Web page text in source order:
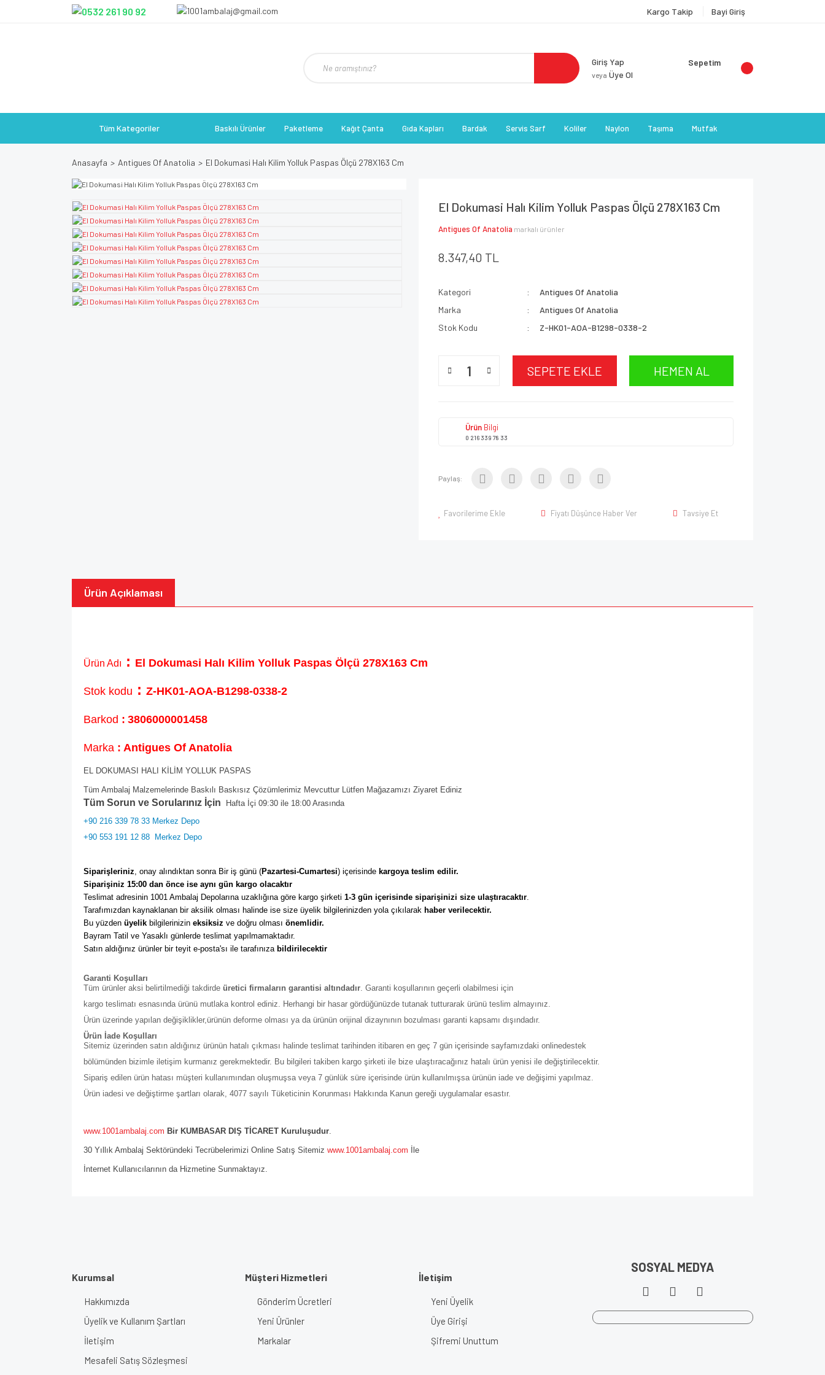
Kargo Takip Bayi Giriş
Giriş Yap
veya Üye Ol
Sepetim
Tüm Kategoriler Baskılı Ürünler Paketleme Kağıt Çanta Gıda Kapları Bardak Servis Sarf Koliler Naylon Taşıma Mutfak
Anasayfa Antigues Of Anatolia El Dokumasi Halı Kilim Yolluk Paspas Ölçü 278X163 Cm
El Dokumasi Halı Kilim Yolluk Paspas Ölçü 278X163 Cm
Antigues Of Anatolia markalı ürünler
8.347,40 TL
Kategori
Antigues Of Anatolia
Marka
Antigues Of Anatolia
Stok Kodu
Z-HK01-AOA-B1298-0338-2
SEPETE EKLE HEMEN AL
Ürün Bilgi
0 216 339 78 33
Paylaş:
Favorilerime Ekle Fiyatı Düşünce Haber Ver Tavsiye Et
Ürün Açıklaması
Ürün Adı : El Dokumasi Halı Kilim Yolluk Paspas Ölçü 278X163 Cm
Stok kodu : Z-HK01-AOA-B1298-0338-2
Barkod : 3806000001458
Marka : Antigues Of Anatolia
EL DOKUMASI HALI KİLİM YOLLUK PASPAS
Tüm Ambalaj Malzemelerinde Baskılı Baskısız Çözümlerimiz Mevcuttur Lütfen Mağazamızı Ziyaret Ediniz
Tüm Sorun ve Sorularınız İçin Hafta İçi 09:30 ile 18:00 Arasında
+90 216 339 78 33 Merkez Depo
+90 553 191 12 88 Merkez Depo
Siparişleriniz, onay alındıktan sonra Bir iş günü (Pazartesi-Cumartesi) içerisinde kargoya teslim edilir.
Siparişiniz 15:00 dan önce ise aynı gün kargo olacaktır
Teslimat adresinin 1001 Ambalaj Depolarına uzaklığına göre kargo şirketi 1-3 gün içerisinde siparişinizi size ulaştıracaktır.
Tarafımızdan kaynaklanan bir aksilik olması halinde ise size üyelik bilgilerinizden yola çıkılarak haber verilecektir.
Bu yüzden üyelik bilgilerinizin eksiksiz ve doğru olması önemlidir.
Bayram Tatil ve Yasaklı günlerde teslimat yapılmamaktadır.
Satın aldığınız ürünler bir teyit e-posta'sı ile tarafınıza bildirilecektir
Garanti Koşulları
Tüm ürünler aksi belirtilmediği takdirde üretici firmaların garantisi altındadır. Garanti koşullarının geçerli olabilmesi için
kargo teslimatı esnasında ürünü mutlaka kontrol ediniz. Herhangi bir hasar gördüğünüzde tutanak tutturarak ürünü teslim almayınız.
Ürün üzerinde yapılan değişiklikler,ürünün deforme olması ya da ürünün orijinal dizaynının bozulması garanti kapsamı dışındadır.
Ürün İade Koşulları
Sitemiz üzerinden satın aldığınız ürünün hatalı çıkması halinde teslimat tarihinden itibaren en geç 7 gün içerisinde sayfamızdaki onlinedestek
bölümünden bizimle iletişim kurmanız gerekmektedir. Bu bilgileri takiben kargo şirketi ile bize ulaştıracağınız hatalı ürün yenisi ile değiştirilecektir.
Sipariş edilen ürün hatası müşteri kullanımından oluşmuşsa veya 7 günlük süre içerisinde ürün kullanılmışsa ürünün iade ve değişimi yapılmaz.
Ürün iadesi ve değiştirme şartları olarak, 4077 sayılı Tüketicinin Korunması Hakkında Kanun gereği uygulamalar esastır.
www.1001ambalaj.com Bir KUMBASAR DIŞ TİCARET Kuruluşudur.
30 Yıllık Ambalaj Sektöründeki Tecrübelerimizi Online Satış Sitemiz www.1001ambalaj.com İle
İnternet Kullanıcılarının da Hizmetine Sunmaktayız.
Kurumsal
Hakkımızda
Üyelik ve Kullanım Şartları
İletişim
Mesafeli Satış Sözleşmesi
Müşteri Hizmetleri
Gönderim Ücretleri
Yeni Ürünler
Markalar
İletişim
Yeni Üyelik
Üye Girişi
Şifremi Unuttum
SOSYAL MEDYA